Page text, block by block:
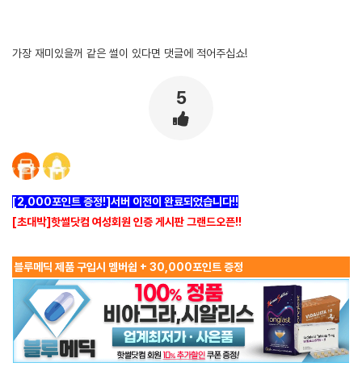
가장 재미있을꺼 같은 썰이 있다면 댓글에 적어주십쇼!
5
[2,000포인트 증정!]서버 이전이 완료되었습니다!!
[초대박]핫썰닷컴 여성회원 인증 게시판 그랜드오픈!!
블루메딕 제품 구입시 멤버쉽 + 30,000포인트 증정